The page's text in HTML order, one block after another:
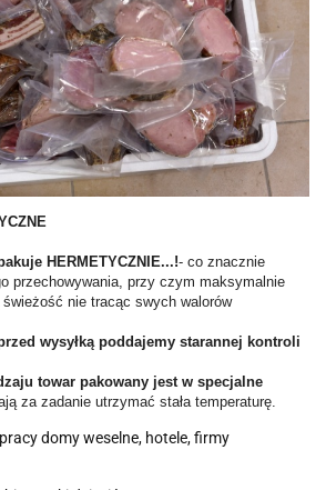
HERMETYCZNIE...!- co znacznie
przechowywania, przy czym maksymalnie
nie tracąc swych walorów
wysyłką poddajemy starannej kontroli
towar pakowany jest w specjalne
za zadanie utrzymać stała temperaturę.
domy weselne, hotele, firmy